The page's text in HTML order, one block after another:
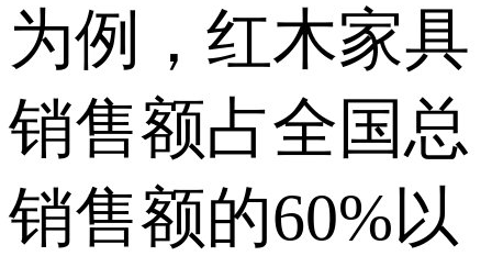
为例，红木家具
销售额占全国总
销售额的60%以